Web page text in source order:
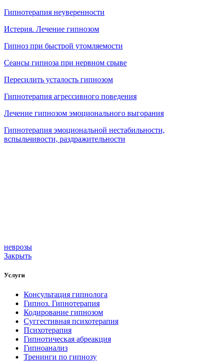
Гипнотерапия неуверенности
Истерия. Лечение гипнозом
Гипноз при быстрой утомляемости
Сеансы гипноза при нервном срыве
Пересилить усталость гипнозом
Гипнотерапия агрессивного поведения
Лечение гипнозом эмоционального выгорания
Гипнотерапия эмоциональной нестабильности,
вспыльчивости, раздражительности
неврозы
Закрыть
Услуги
Консультация гипнолога
Гипноз. Гипнотерапия
Кодирование гипнозом
Суггестивная психотерапия
Психотерапия
Гипнотическая абреакция
Гипноанализ
Тренинги по гипнозу